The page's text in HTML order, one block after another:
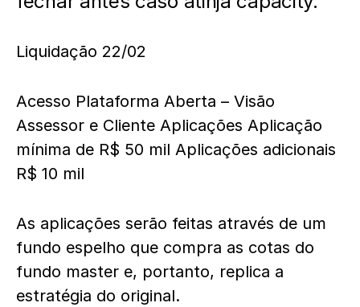
Liquidação 22/02
Acesso Plataforma Aberta – Visão
Assessor e Cliente Aplicações Aplicação
mínima de R$ 50 mil Aplicações adicionais
R$ 10 mil
As aplicações serão feitas através de um
fundo espelho que compra as cotas do
fundo master e, portanto, replica a
estratégia do original.